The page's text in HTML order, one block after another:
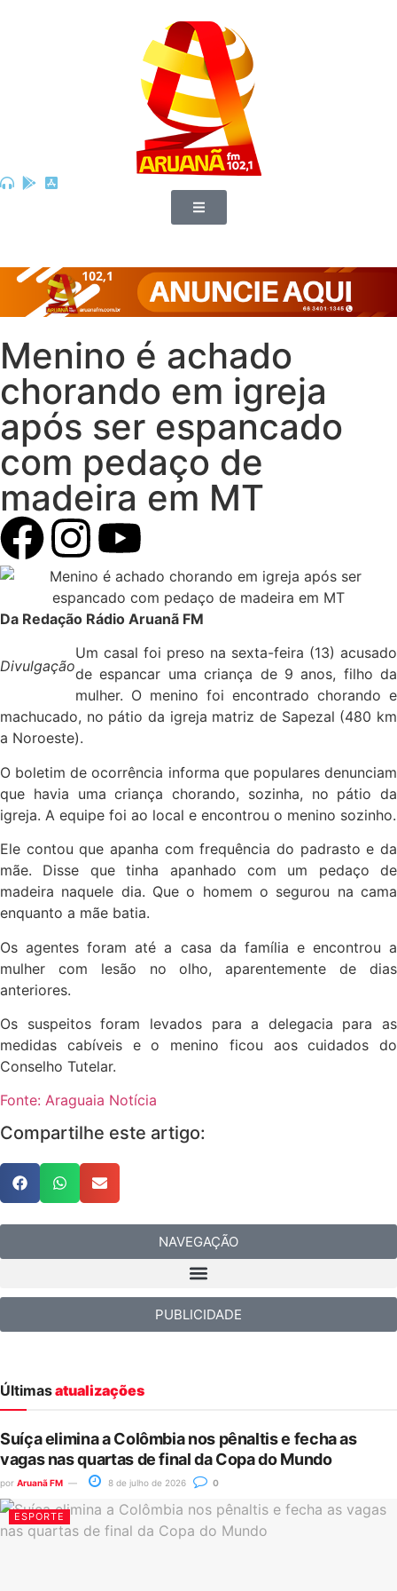
Menino é achado
chorando em igreja
após ser espancado
com pedaço de
madeira em MT
Da Redação Rádio Aruanã FM
Divulgação
Um casal foi preso na sexta-feira (13) acusado
de espancar uma criança de 9 anos, filho da
mulher. O menino foi encontrado chorando e
machucado, no pátio da igreja matriz de Sapezal (480 km
a Noroeste).
O boletim de ocorrência informa que populares denunciam
que havia uma criança chorando, sozinha, no pátio da
igreja. A equipe foi ao local e encontrou o menino sozinho.
Ele contou que apanha com frequência do padrasto e da
mãe. Disse que tinha apanhado com um pedaço de
madeira naquele dia. Que o homem o segurou na cama
enquanto a mãe batia.
Os agentes foram até a casa da família e encontrou a
mulher com lesão no olho, aparentemente de dias
anteriores.
Os suspeitos foram levados para a delegacia para as
medidas cabíveis e o menino ficou aos cuidados do
Conselho Tutelar.
Fonte: Araguaia Notícia
Compartilhe este artigo:
NAVEGAÇÃO
PUBLICIDADE
Últimasatualizações
Suíça elimina a Colômbia nos pênaltis e fecha as
vagas nas quartas de final da Copa do Mundo
por Aruanã FM 8 de julho de 2026 0
ESPORTE